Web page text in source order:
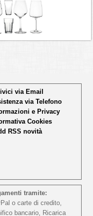
via Email
via Telefono
e Privacy
Cookies
RSS novità
tramite:
o carte di credito,
bancario, Ricarica